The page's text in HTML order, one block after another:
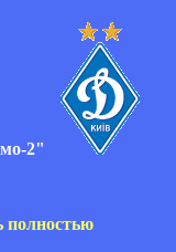
2"
полностью